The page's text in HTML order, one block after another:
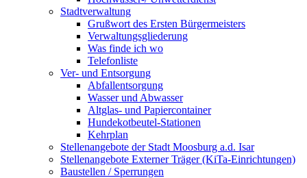
Stadtverwaltung
Grußwort des Ersten Bürgermeisters
Verwaltungsgliederung
Was finde ich wo
Telefonliste
Ver- und Entsorgung
Abfallentsorgung
Wasser und Abwasser
Altglas- und Papiercontainer
Hundekotbeutel-Stationen
Kehrplan
Stellenangebote der Stadt Moosburg a.d. Isar
Stellenangebote Externer Träger (KiTa-Einrichtungen)
Baustellen / Sperrungen